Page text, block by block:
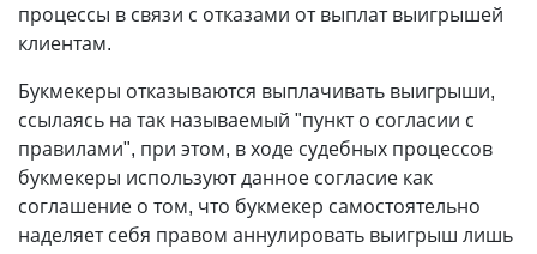
процессы в связи с отказами от выплат выигрышей
клиентам.
Букмекеры отказываются выплачивать выигрыши,
ссылаясь на так называемый "пункт о согласии с
правилами", при этом, в ходе судебных процессов
букмекеры используют данное согласие как
соглашение о том, что букмекер самостоятельно
наделяет себя правом аннулировать выигрыш лишь